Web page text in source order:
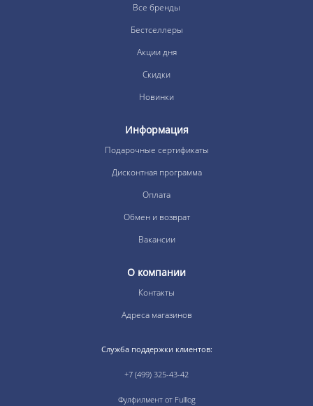
Все бренды
Бестселлеры
Акции дня
Скидки
Новинки
Информация
Подарочные сертификаты
Дисконтная программа
Оплата
Обмен и возврат
Вакансии
О компании
Контакты
Адреса магазинов
Служба поддержки клиентов:
+7 (499) 325-43-42
Фулфилмент от Fulllog